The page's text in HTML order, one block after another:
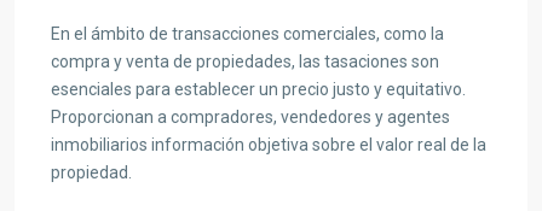
En el ámbito de transacciones comerciales, como la
compra y venta de propiedades, las tasaciones son
esenciales para establecer un precio justo y equitativo.
Proporcionan a compradores, vendedores y agentes
inmobiliarios información objetiva sobre el valor real de la
propiedad.